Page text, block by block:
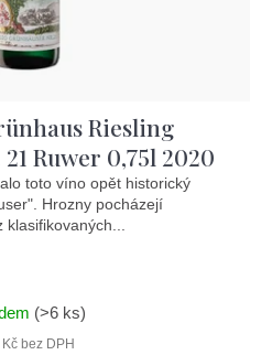
Riesling
Ruwer 0,75l 2020
toto víno opět historický
Hrozny pocházejí
(>6 ks)
bez DPH